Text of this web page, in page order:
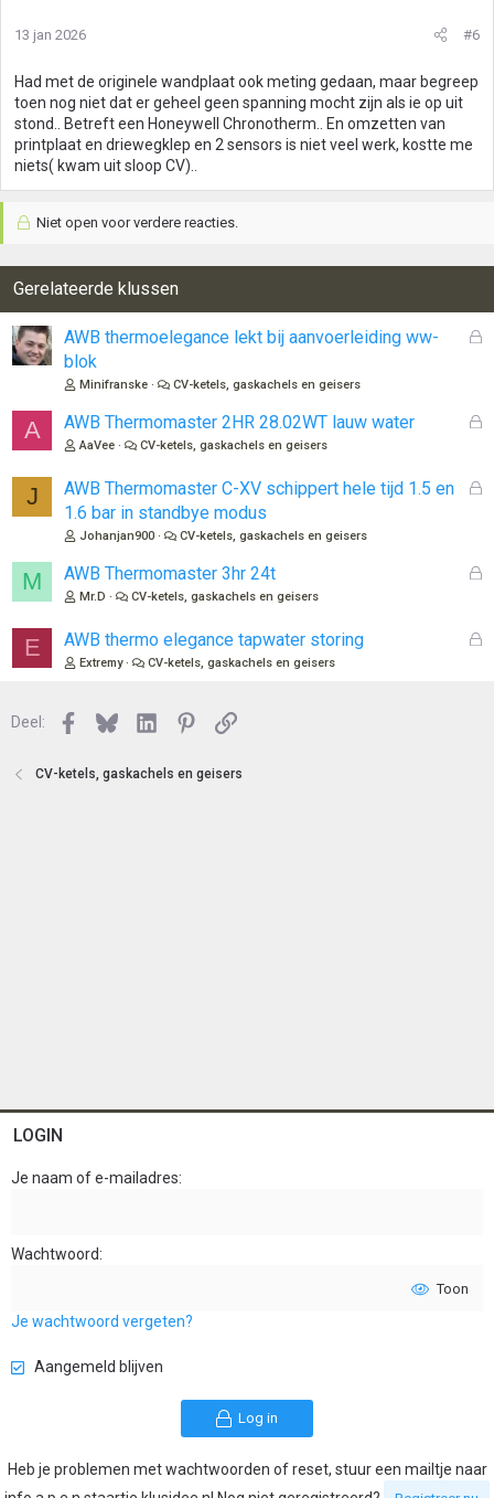
13 jan 2026 #6
Had met de originele wandplaat ook meting gedaan, maar begreep
toen nog niet dat er geheel geen spanning mocht zijn als ie op uit
stond.. Betreft een Honeywell Chronotherm.. En omzetten van
printplaat en driewegklep en 2 sensors is niet veel werk, kostte me
niets( kwam uit sloop CV)..
Niet open voor verdere reacties.
Gerelateerde klussen
G
o
AWB thermoelegance lekt bij aanvoerleiding ww-
blok
Minifranske CV-ketels, gaskachels en geisers
A
G
l
AWB Thermomaster 2HR 28.02WT lauw water
AaVee CV-ketels, gaskachels en geisers
J
G
o
AWB Thermomaster C-XV schippert hele tijd 1.5 en
1.6 bar in standbye modus
Johanjan900 CV-ketels, gaskachels en geisers
M
G
l
AWB Thermomaster 3hr 24t
Mr.D CV-ketels, gaskachels en geisers
E
G
AWB thermo elegance tapwater storing
Extremy CV-ketels, gaskachels en geisers
Deel: Facebook
BlueskyLinkedInPinterest
Link
CV-ketels, gaskachels en geisers
LOGIN
Je naam of e-mailadres
Wachtwoord
Toon
Je wachtwoord vergeten?
Aangemeld blijven
Log in
Heb je problemen met wachtwoorden of reset, stuur een mailtje naar